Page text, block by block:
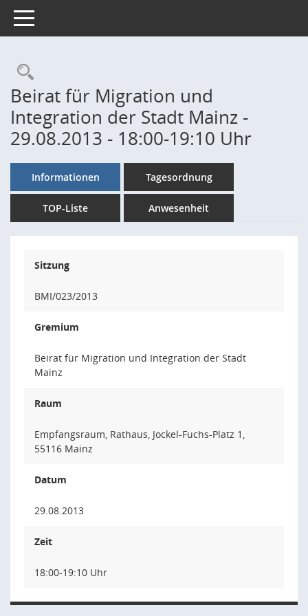
Toggle navigation
Rechercheauswahl
Beirat für Migration und
Integration der Stadt Mainz -
29.08.2013 - 18:00-19:10 Uhr
Informationen Tagesordnung
TOP-Liste Anwesenheit
Sitzung
BMI/023/2013
Gremium
Beirat für Migration und Integration der Stadt
Mainz
Raum
Empfangsraum, Rathaus, Jockel-Fuchs-Platz 1,
55116 Mainz
Datum
29.08.2013
Zeit
18:00-19:10 Uhr